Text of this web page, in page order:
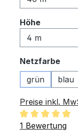
Höhe
Netzfarbe
grün
blau
Preise inkl.
1 Bewertung